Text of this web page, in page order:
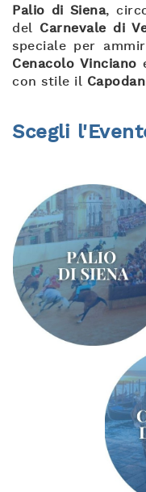
Palio di Siena,
del Carnevale di
speciale per
Cenacolo Vinciano
con stile il
Scegli